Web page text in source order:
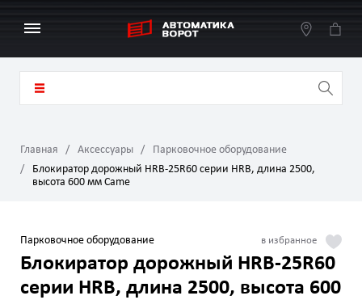
Главная Аксессуары
Парковочное оборудование
Блокиратор дорожный HRB-25R60 серии HRB, длина 2500,
высота 600 мм Came
Парковочное оборудование
Блокиратор дорожный HRB-25R60
серии HRB, длина 2500, высота 600